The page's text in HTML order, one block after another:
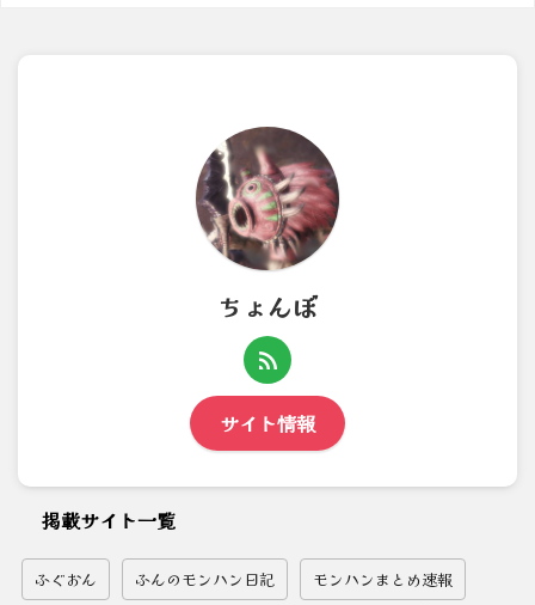
ちょんぼ
サイト情報
掲載サイト一覧
ふぐおん ふんのモンハン日記 モンハンまとめ速報